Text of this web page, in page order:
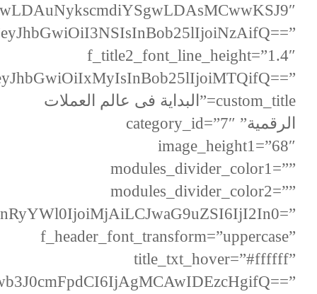
f_title2_font_line_height=”1.4″
custom_title=”البداية فى عالم العملات
الرقمية” category_id=”7″
image_height1=”68″
modules_divider_color1=””
modules_divider_color2=””
f_header_font_transform=”uppercase”
title_txt_hover=”#ffffff”